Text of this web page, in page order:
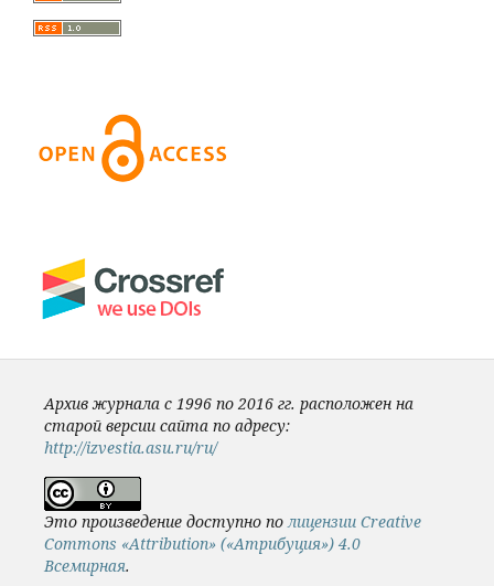
Архив журнала с 1996 по 2016 гг. расположен на
старой версии сайта по адресу:
http://izvestia.asu.ru/ru/
Это произведение доступно полицензии Creative
Commons «Attribution» («Атрибуция») 4.0
Всемирная.